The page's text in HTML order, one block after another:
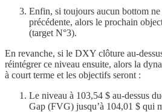
Enfin, si toujours aucun bottom ne
précédente, alors le prochain
(target N°3).
En revanche, si le DXY clôture au-
réintégrer ce niveau ensuite, alors la
à court terme et les objectifs seront :
Le niveau à 103,54 $ au-dessus
Gap (FVG) jusqu’à 104,01 $ qui